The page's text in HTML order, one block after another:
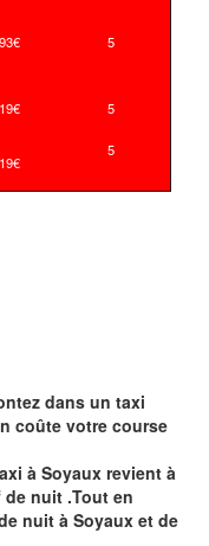
5
5
5
dans un taxi
coûte votre course
à Soyaux revient à
de nuit .Tout en
nuit à Soyaux et de